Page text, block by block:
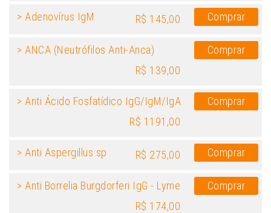
> Adenovírus IgM R$ 145,00 Comprar
> ANCA (Neutrófilos Anti-Anca)
R$ 139,00
Comprar
> Anti Ácido Fosfatídico IgG/IgM/IgA
R$ 1191,00
Comprar
> Anti Aspergillus sp R$ 275,00 Comprar
> Anti Borrelia Burgdorferi IgG - Lyme
R$ 174,00
Comprar